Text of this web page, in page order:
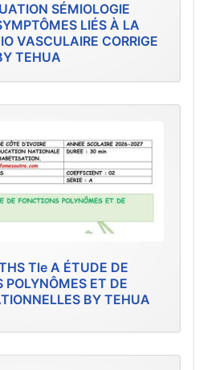
SÉMIOLOGIE
LIÉS À LA
VASCULAIRE CORRIGE
TEHUA
Tle A ÉTUDE DE
POLYNÔMES ET DE
BY TEHUA